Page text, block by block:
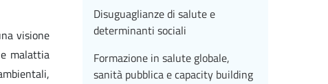
visione
malattia
Disuguaglianze di salute e
determinanti sociali
Formazione in salute globale,
sanità pubblica e capacity building